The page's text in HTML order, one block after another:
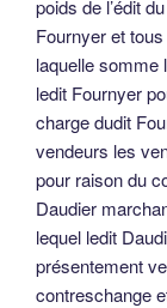
poids de l’édit
Fournyer et
laquelle somme
ledit Fournyer
charge dudit
vendeurs les
pour raison du
Daudier
lequel ledit
présentement
contreschange